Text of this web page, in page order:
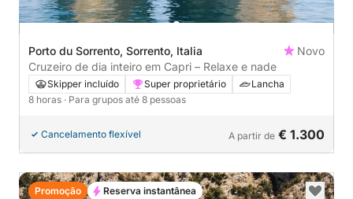
Porto du Sorrento, Sorrento, Italia
Novo
Cruzeiro de dia inteiro em Capri – Relaxe e nade
Skipper incluído Super proprietário
Lancha
8 horas · Para grupos até 8 pessoas
Cancelamento flexível A partir de € 1.300
Promoção Reserva instantânea